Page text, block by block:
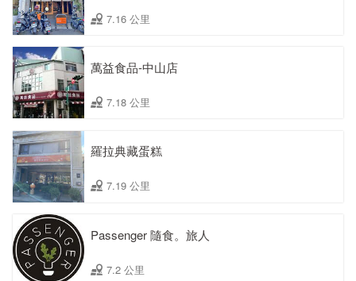
7.16 公里
萬益食品-中山店
7.18 公里
羅拉典藏蛋糕
7.19 公里
Passenger 隨食。旅人
7.2 公里